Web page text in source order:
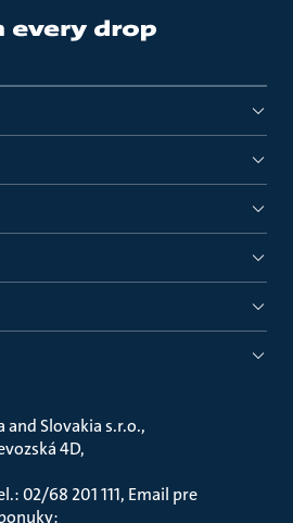
and Slovakia s.r.o.
4D
02/68 201 111, Email pre